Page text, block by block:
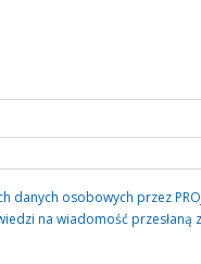
osobowych przez
na wiadomość